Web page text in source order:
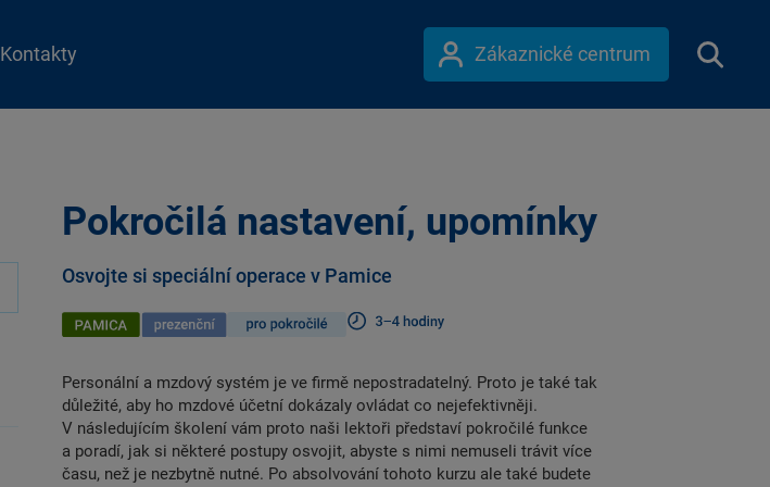
Kontakty Zákaznické centrum
Pokročilá nastavení, upomínky
Osvojte si speciální operace v Pamice
Personální a mzdový systém je ve firmě nepostradatelný. Proto je také tak
důležité, aby ho mzdové účetní dokázaly ovládat co nejefektivněji.
V následujícím školení vám proto naši lektoři představí pokročilé funkce
a poradí, jak si některé postupy osvojit, abyste s nimi nemuseli trávit více
času, než je nezbytně nutné. Po absolvování tohoto kurzu ale také budete